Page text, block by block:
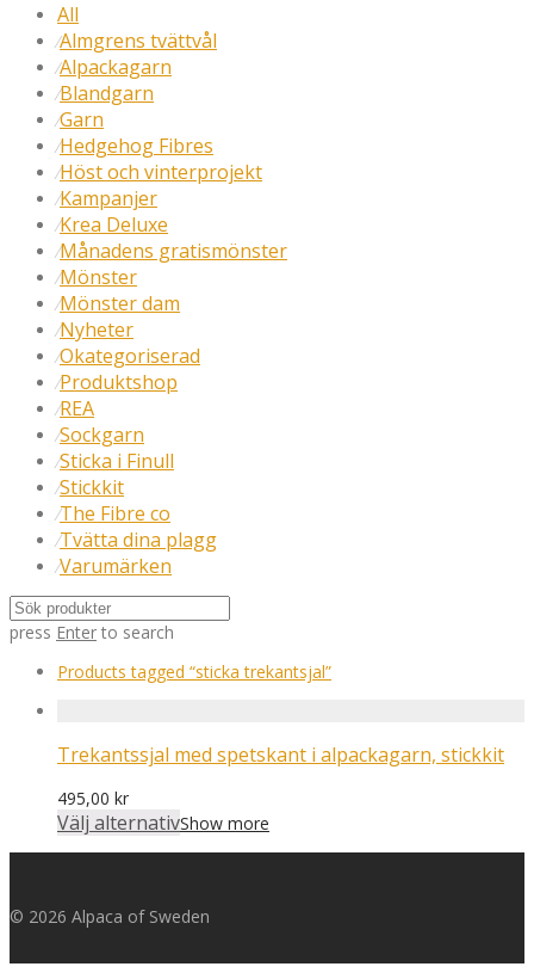
All
⁄Almgrens tvättvål
⁄Alpackagarn
⁄Blandgarn
⁄Garn
⁄Hedgehog Fibres
⁄Höst och vinterprojekt
⁄Kampanjer
⁄Krea Deluxe
⁄Månadens gratismönster
⁄Mönster
⁄Mönster dam
⁄Nyheter
⁄Okategoriserad
⁄Produktshop
⁄REA
⁄Sockgarn
⁄Sticka i Finull
⁄Stickkit
⁄The Fibre co
⁄Tvätta dina plagg
⁄Varumärken
press Enter to search
Products tagged “sticka trekantsjal”
Trekantssjal med spetskant i alpackagarn, stickkit
495,00 kr
Välj alternativShow more
© 2026 Alpaca of Sweden